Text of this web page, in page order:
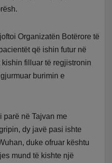
Organizatën Botërore të
që ishin futur në
filluar të regjistronin
burimin e
parë në Tajvan me
dy javë pasi ishte
duke ofruar kështu
mund të kishte një